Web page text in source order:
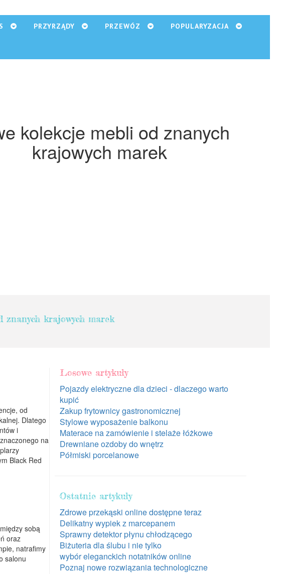
PRZYRZĄDY PRZEWÓZ POPULARYZACJA
kolekcje mebli od znanych
krajowych marek
znanych krajowych marek
od
Dlatego
i
na
Black Red
sobą
oraz
natrafimy
salonu
Losowe artykuły
Pojazdy elektryczne dla dzieci - dlaczego warto
kupić
Zakup frytownicy gastronomicznej
Stylowe wyposażenie balkonu
Materace na zamówienie i stelaże łóżkowe
Drewniane ozdoby do wnętrz
Półmiski porcelanowe
Ostatnie artykuły
Zdrowe przekąski online dostępne teraz
Delikatny wypiek z marcepanem
Sprawny detektor płynu chłodzącego
Biżuteria dla ślubu i nie tylko
wybór eleganckich notatników online
Poznaj nowe rozwiązania technologiczne